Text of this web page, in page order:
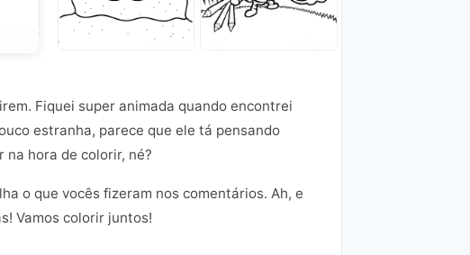
Fiquei super animada quando encontrei
estranha, parece que ele tá pensando
hora de colorir, né?
o que vocês fizeram nos comentários. Ah, e
Vamos colorir juntos!